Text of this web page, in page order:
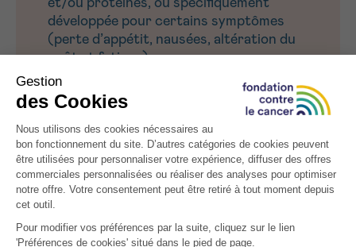
et/ou protéines, ou spécifiquement
développée pour certains symptômes
(perte d’appétit, nausées, altération du
goût et fatigue).
ASTUCES :
Faire attention à la noix de muscade fraiche
lorsque vous la râper. Les morceaux peuvent être
dérangeant.
Cette recette a été conçue par Safae Metmari,